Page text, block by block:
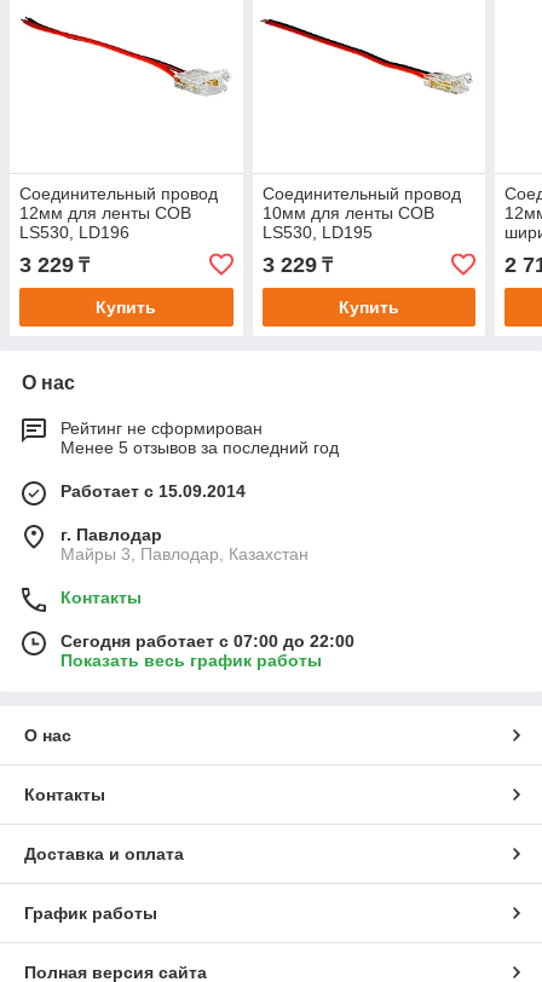
Соединительный провод
12мм для ленты COB
LS530, LD196
3 229 ₸
Купить
Соединительный провод
10мм для ленты COB
LS530, LD195
3 229₸
Купить
2
О нас
Рейтинг не сформирован
Менее 5 отзывов за последний год
Работает с 15.09.2014
г. Павлодар
Майры 3, Павлодар, Казахстан
Контакты
Сегодня работает с 07:00 до 22:00
Показать весь график работы
О нас
Контакты
Доставка и оплата
График работы
Полная версия сайта